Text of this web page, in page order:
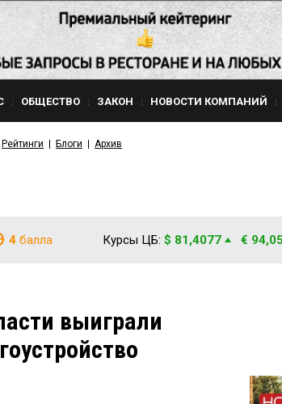
ОБЩЕСТВО ЗАКОН НОВОСТИ КОМПАНИЙ
Рейтинги Блоги Архив
4 балла Курсы ЦБ: $ 81,4077 €
выиграли